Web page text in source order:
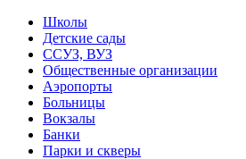
Школы
Детские сады
ССУЗ, ВУЗ
Общественные организации
Аэропорты
Больницы
Вокзалы
Банки
Парки и скверы